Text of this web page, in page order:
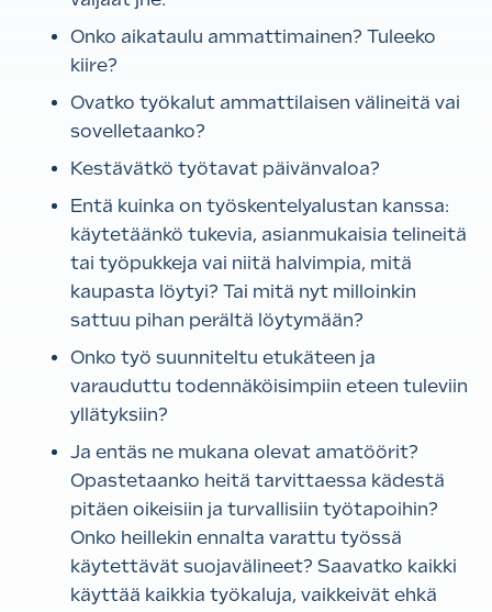
Onko aikataulu ammattimainen? Tuleeko
kiire?
Ovatko työkalut ammattilaisen välineitä vai
sovelletaanko?
Kestävätkö työtavat päivänvaloa?
Entä kuinka on työskentelyalustan kanssa:
käytetäänkö tukevia, asianmukaisia telineitä
tai työpukkeja vai niitä halvimpia, mitä
kaupasta löytyi? Tai mitä nyt milloinkin
sattuu pihan perältä löytymään?
Onko työ suunniteltu etukäteen ja
varauduttu todennäköisimpiin eteen tuleviin
yllätyksiin?
Ja entäs ne mukana olevat amatöörit?
Opastetaanko heitä tarvittaessa kädestä
pitäen oikeisiin ja turvallisiin työtapoihin?
Onko heillekin ennalta varattu työssä
käytettävät suojavälineet? Saavatko kaikki
käyttää kaikkia työkaluja, vaikkeivät ehkä